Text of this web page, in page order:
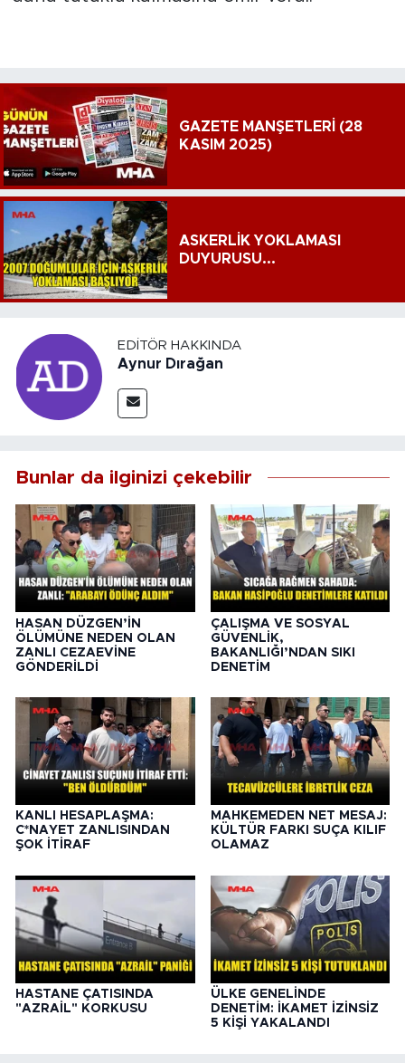
GAZETE MANŞETLERİ (28
KASIM 2025)
ASKERLİK YOKLAMASI
DUYURUSU...
EDITÖR HAKKINDA
Aynur Dırağan
Bunlar da ilginizi çekebilir
HASAN DÜZGEN’İN
ÖLÜMÜNE NEDEN OLAN
ZANLI CEZAEVİNE
GÖNDERİLDİ
ÇALIŞMA VE SOSYAL
GÜVENLİK,
BAKANLIĞI’NDAN SIKI
DENETİM
KANLI HESAPLAŞMA:
C*NAYET ZANLISINDAN
ŞOK İTİRAF
MAHKEMEDEN NET MESAJ:
KÜLTÜR FARKI SUÇA KILIF
OLAMAZ
HASTANE ÇATISINDA
"AZRAİL" KORKUSU
ÜLKE GENELİNDE
DENETİM: İKAMET İZİNSİZ
5 KİŞİ YAKALANDI